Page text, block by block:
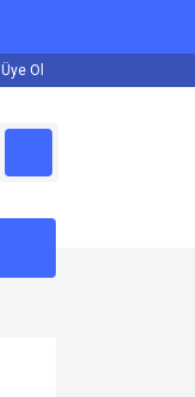
Üye Ol